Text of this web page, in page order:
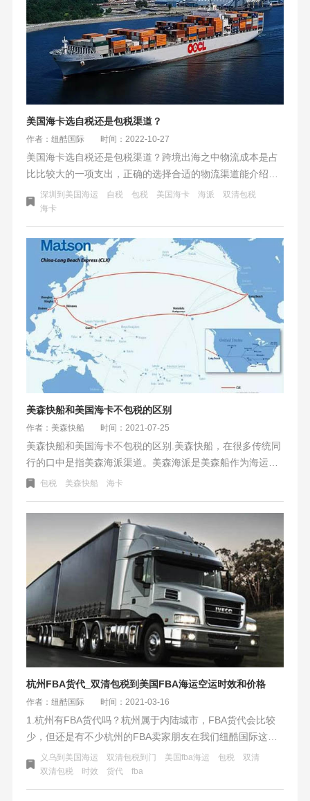
美国海卡选自税还是包税渠道？
作者：纽酷国际 时间：2022-10-27
美国海卡选自税还是包税渠道？跨境出海之中物流成本是占
比比较大的一项支出，正确的选择合适的物流渠道能介绍非
常大的成本。在FBA创建计划里，同一个FBA仓库往往有多
个渠道可选，在同等差不多的时效下，价格也会有所不同。
选海卡还是海派，选包税还是自税？
深圳到美国海运 自税 包税 美国海卡 海派
双清包税
海卡
美森快船和美国海卡不包税的区别
作者：美森快船 时间：2021-07-25
美森快船和美国海卡不包税的区别.美森快船，在很多传统同
行的口中是指美森海派渠道。美森海派是美森船作为海运渠
道，快递UPS/Fedex作为尾端派送，双清包税门到门。美国
税，按立方收费的。起批量大，对很多卖家有一定的货量要
求。对小卖家并不算友好。2020年下半年开始纽酷国际开通
美国海卡包税渠道，而且还有美森+海卡，双清包税，小货量
也可以发，价格更亲民。
包税 美森快船 海卡
​杭州FBA货代_双清包税到美国FBA海运空运时效和价格
作者：纽酷国际 时间：2021-03-16
1.杭州有FBA货代吗？杭州属于内陆城市，FBA货代会比较
少，但还是有不少杭州的FBA卖家朋友在我们纽酷国际这边
走货的。目前国内物流也非常的方便，中转到我们义乌仓
库，然后装柜送达FBA仓。
义乌到美国海运 双清包税到门 美国fba海运 包税
双清
双清包税
时效 货代 fba